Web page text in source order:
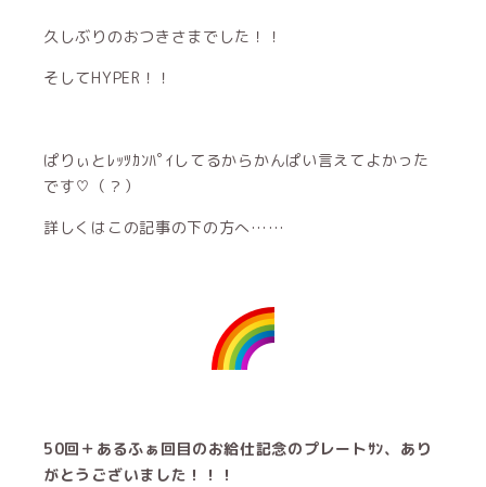
久しぶりのおつきさまでした！！
そしてHYPER！！
ぱりぃとﾚｯﾂｶﾝﾊﾟｲしてるからかんぱい言えてよかった
です♡（？）
詳しくはこの記事の下の方へ……
50回＋あるふぁ回目のお給仕記念のプレートｻﾝ、あり
がとうございました！！！